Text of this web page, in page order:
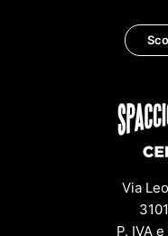
Via
P. IVA